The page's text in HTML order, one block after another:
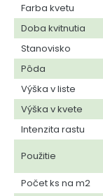
Farba kvetu
Doba kvitnutia
Stanovisko
Pôda
Výška v liste
Výška v kvete
Intenzita rastu
Použitie
Počet ks na m2